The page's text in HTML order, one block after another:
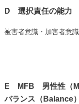
D 選択責任の能力
被害者意識・加害者意
E MFB 男性性（
バランス（Balance）